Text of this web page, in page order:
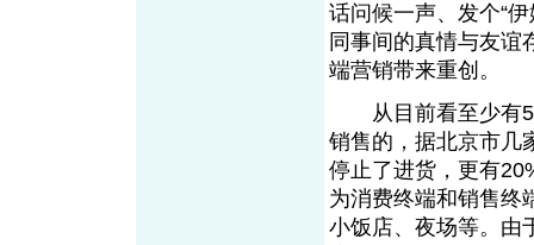
话问候一声、发个“
同事间的真情与友谊
端营销带来重创。
从目前看至少有
销售的，据北京市几
停止了进货，更有
为消费终端和销售终
小饭店、夜场等。由